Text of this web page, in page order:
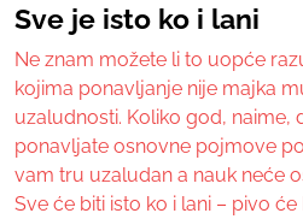
Sve je isto ko i lani
Ne znam možete li to uopće
kojima ponavljanje nije majka
uzaludnosti. Koliko god,
ponavljate osnovne pojmove
vam tru uzaludan a nauk neće
Sve će biti isto ko i lani – pivo